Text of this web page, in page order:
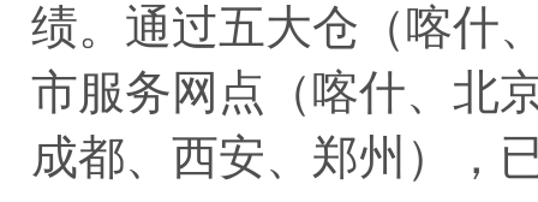
绩。通过五大仓（喀什
市服务网点（喀什、北
成都、西安、郑州），